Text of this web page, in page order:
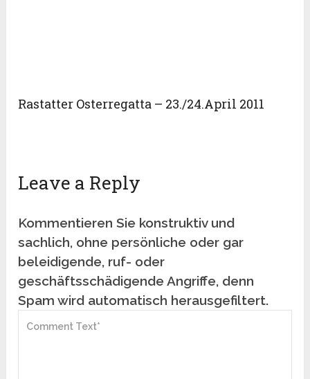
Rastatter Osterregatta – 23./24.April 2011
Leave a Reply
Kommentieren Sie konstruktiv und
sachlich, ohne persönliche oder gar
beleidigende, ruf- oder
geschäftsschädigende Angriffe, denn
Spam wird automatisch herausgefiltert.